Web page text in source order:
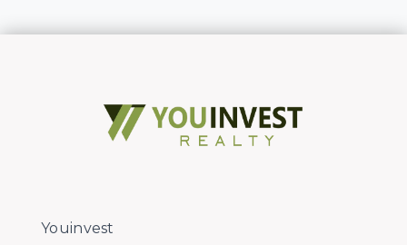
Youinvest